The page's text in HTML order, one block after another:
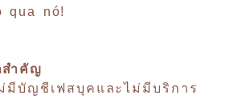
qua nó!
ำคัญ
มีบัญชีเฟสบุคและไม่มีบริการ